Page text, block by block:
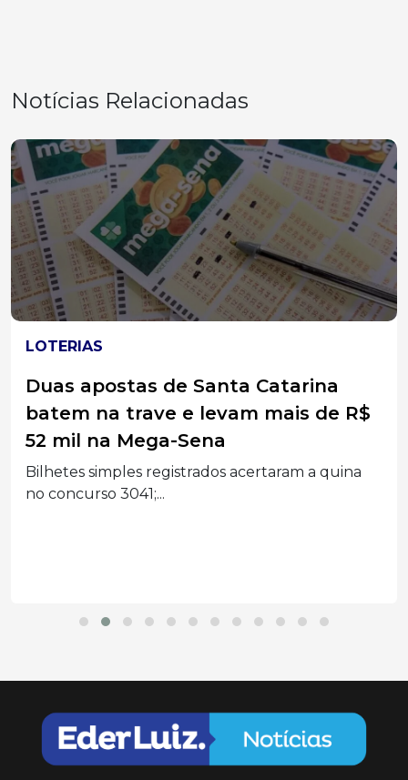
Notícias Relacionadas
LOTERIAS
Duas apostas de Santa Catarina
batem na trave e levam mais de R$
52 mil na Mega-Sena
Bilhetes simples registrados acertaram a quina
no concurso 3041;...